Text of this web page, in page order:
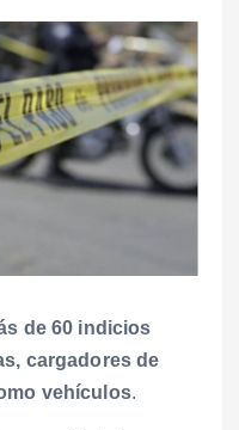
de 60 indicios
cargadores de
vehículos.